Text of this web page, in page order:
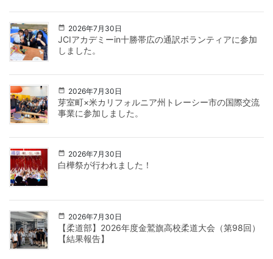
2026年7月30日
JCIアカデミーin十勝帯広の通訳ボランティアに参加
しました。
2026年7月30日
芽室町×米カリフォルニア州トレーシー市の国際交流
事業に参加しました。
2026年7月30日
白樺祭が行われました！
2026年7月30日
【柔道部】2026年度金鷲旗高校柔道大会（第98回）
【結果報告】